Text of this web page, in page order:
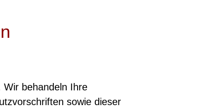
Wir behandeln Ihre
sowie dieser